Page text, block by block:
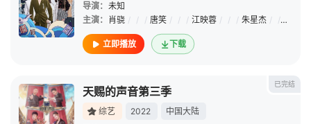
导演： 未知
主演：
肖骁 / / / 唐笑 / / / 江映蓉 / / / 朱星杰 / / /
立即播放 下载
已完结
天赐的声音第三季
综艺 2022
中国大陆